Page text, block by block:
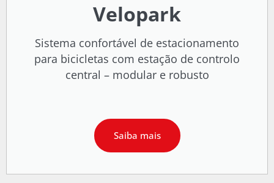
Velopark
Sistema confortável de estacionamento
para bicicletas com estação de controlo
central – modular e robusto
Saiba mais